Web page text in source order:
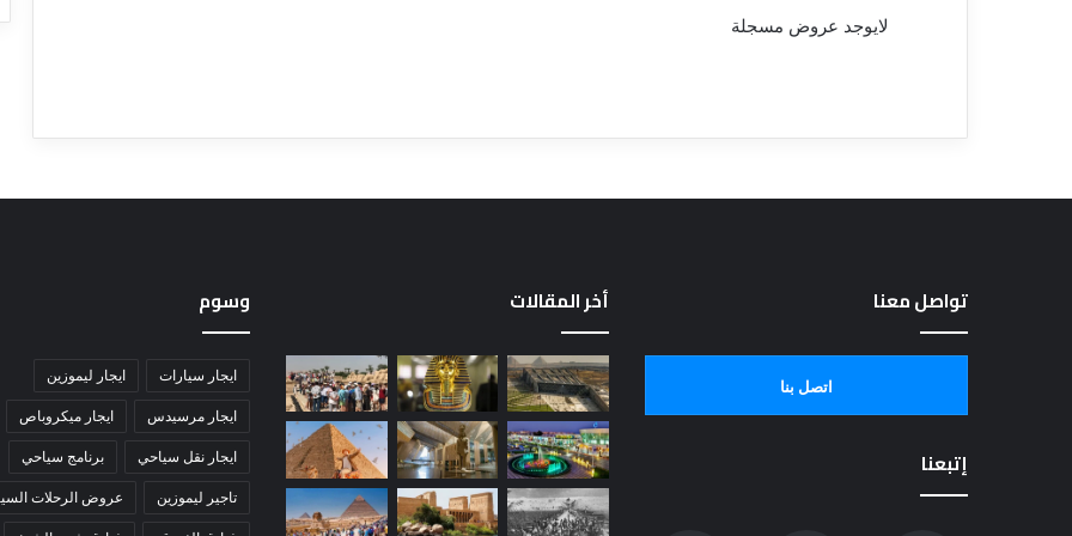
لايوجد عروض مسجلة
تواصل معنا
اتصل بنا
إتبعنا
أخر المقالات وسوم
ايجار سيارات ايجار ليموزين
ايجار مرسيدس ايجار ميكروباص
ايجار نقل سياحي برنامج سياحي
تاجير ليموزين عروض الرحلات